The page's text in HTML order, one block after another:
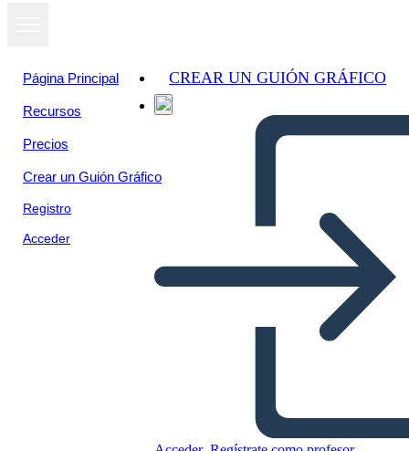
Página Principal
Recursos
Precios
Crear un Guión Gráfico
Registro
Acceder
CREAR UN GUIÓN GRÁFICO